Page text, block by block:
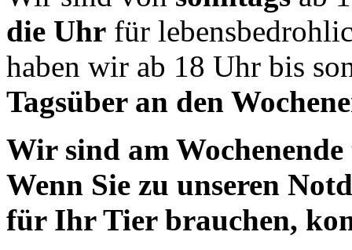
die Uhr für
haben wir ab 18 Uhr bis
Tagsüber an den
Wir sind am
Wenn Sie zu unseren
für Ihr Tier brauchen,